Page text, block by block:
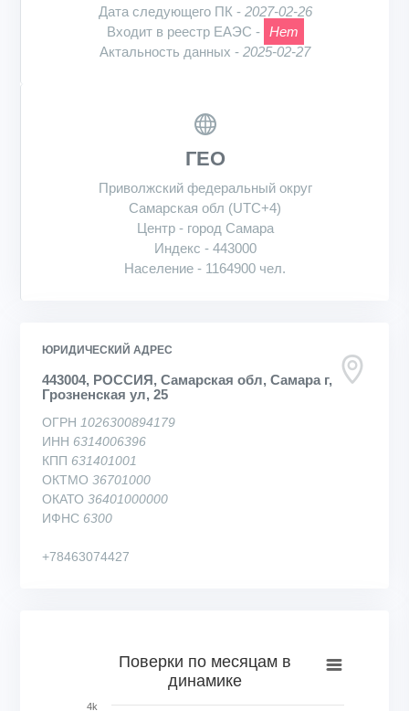
Дата следующего ПК - 2027-02-26
Входит в реестр ЕАЭС - Нет
Актальность данных - 2025-02-27
ГЕО
Приволжский федеральный округ
Самарская обл (UTC+4)
Центр - город Самара
Индекс - 443000
Население - 1164900 чел.
ЮРИДИЧЕСКИЙ АДРЕС
443004, РОССИЯ, Самарская обл, Самара г,
Грозненская ул, 25
ОГРН 1026300894179
ИНН 6314006396
КПП 631401001
ОКТМО 36701000
ОКАТО 36401000000
ИФНС 6300
+78463074427
Bar chart with 64 bars.
View as data table, Поверки по месяцам в динамике
Поверки по месяцам в
динамике
4k